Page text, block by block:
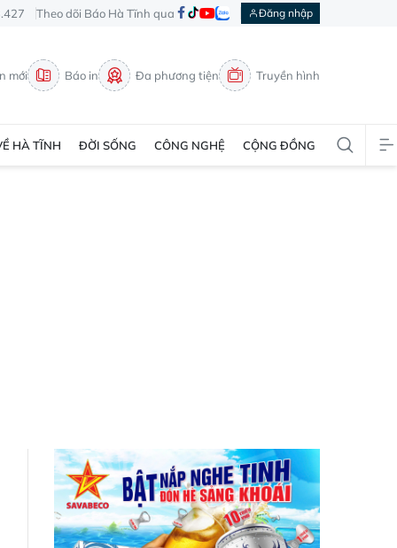
Theo dõi Báo Hà Tĩnh qua Đăng nhập
mới Báo in Đa phương tiện Truyền hình
HÀ TĨNH ĐỜI SỐNG CÔNG NGHỆ CỘNG ĐỒNG